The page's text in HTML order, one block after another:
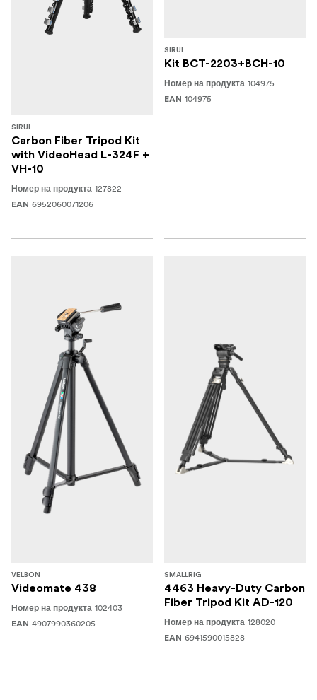
SIRUI
Carbon Fiber Tripod Kit
with VideoHead L-324F +
VH-10
Номер на продукта 127822
EAN 6952060071206
SIRUI
Kit BCT-2203+BCH-10
Номер на продукта 104975
EAN 104975
VELBON
Videomate 438
Номер на продукта 102403
EAN 4907990360205
SMALLRIG
4463 Heavy-Duty Carbon
Fiber Tripod Kit AD-120
Номер на продукта 128020
EAN 6941590015828